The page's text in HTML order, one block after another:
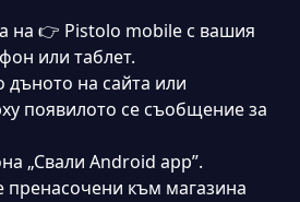
на 👉 Pistolo mobile с вашия
или таблет.
дъното на сайта или
появилото се съобщение за
„Свали Android app”.
пренасочени към магазина